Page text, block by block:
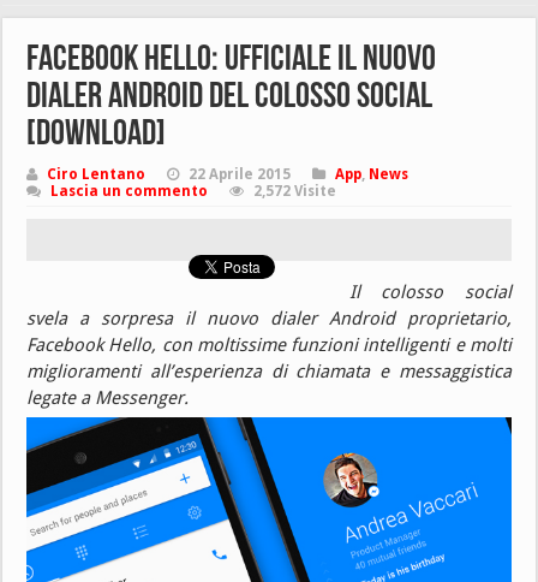
Facebook Hello: ufficiale il nuovo
dialer Android del colosso social
[Download]
Ciro Lentano 22 Aprile 2015 App, News
Lascia un commento
2,572 Visite
Il colosso social
svela a sorpresa il nuovo dialer Android proprietario,
Facebook Hello, con moltissime funzioni intelligenti e molti
miglioramenti all’esperienza di chiamata e messaggistica
legate a Messenger.